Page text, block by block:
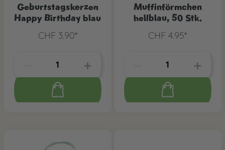
Geburtstagskerzen
Happy Birthday blau
CHF 3.90*
Muffinförmchen
hellblau, 50 Stk.
CHF 4.95*